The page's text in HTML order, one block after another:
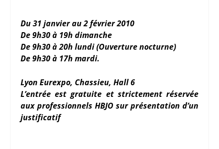
Du 31 janvier au 2 février 2010
De 9h30 à 19h dimanche
De 9h30 à 20h lundi (Ouverture nocturne)
De 9h30 à 17h mardi.
Lyon Eurexpo, Chassieu, Hall 6
L’entrée est gratuite et strictement réservée
aux professionnels HBJO sur présentation d’un
justificatif